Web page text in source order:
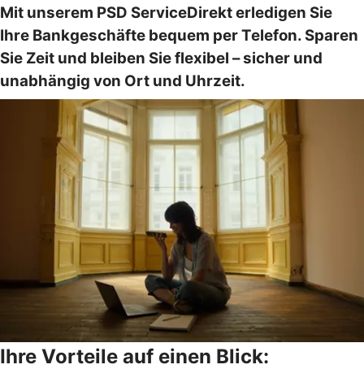
Mit unserem PSD ServiceDirekt erledigen Sie
Ihre Bankgeschäfte bequem per Telefon. Sparen
Sie Zeit und bleiben Sie flexibel – sicher und
unabhängig von Ort und Uhrzeit.
Ihre Vorteile auf einen Blick: